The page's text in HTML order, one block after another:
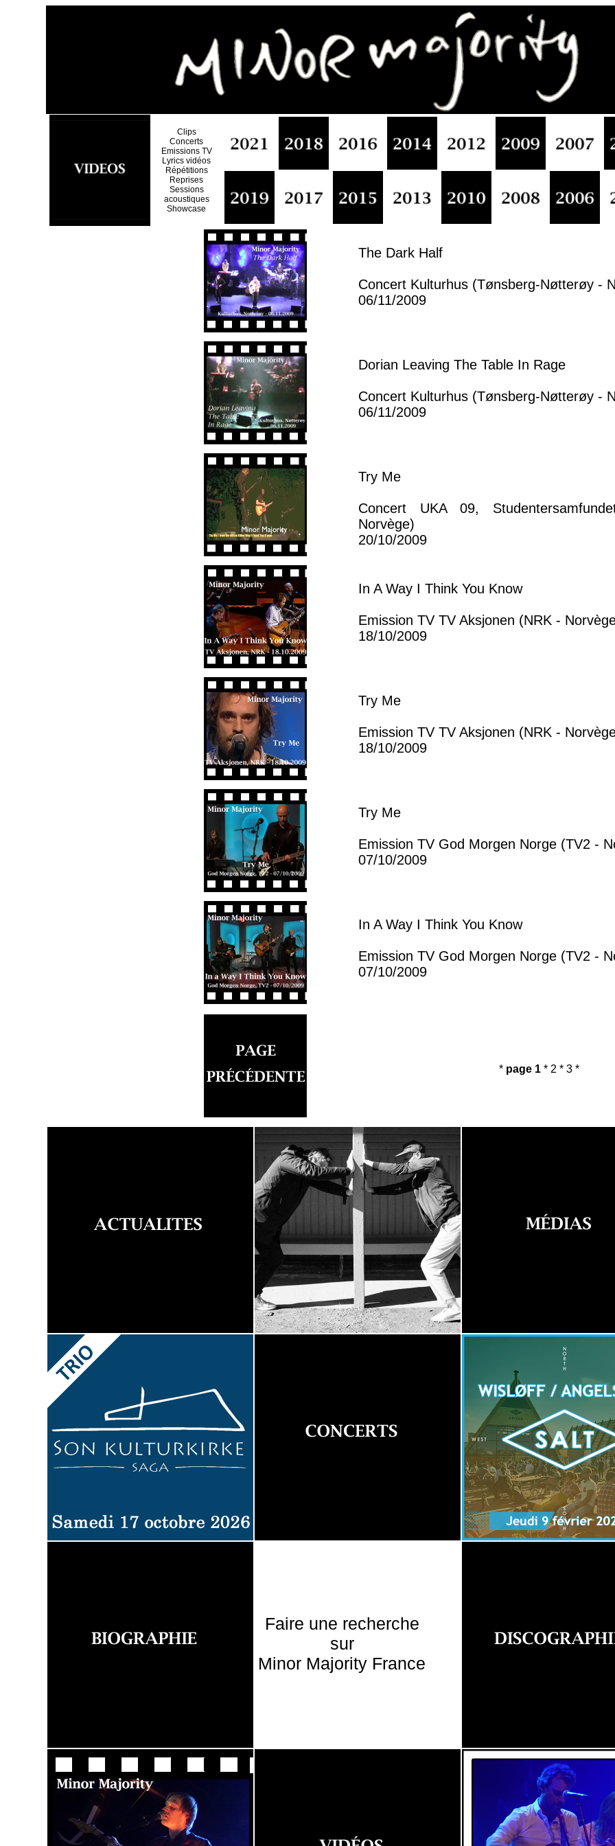
Clips
Concerts
Emissions TV
Lyrics vidéos
Répétitions
Reprises
Sessions
acoustiques
Showcase
The Dark Half
Concert Kulturhus (Tønsberg-Nøtterøy -
06/11/2009
Dorian Leaving The Table In Rage
Concert Kulturhus (Tønsberg-Nøtterøy -
06/11/2009
Try Me
Concert UKA 09,
Norvège)
20/10/2009
In A Way I Think You Know
Emission TV TV Aksjonen (NRK -
18/10/2009
Try Me
Emission TV TV Aksjonen (NRK -
18/10/2009
Try Me
Emission TV God Morgen Norge (TV2 -
07/10/2009
In A Way I Think You Know
Emission TV God Morgen Norge (TV2 -
07/10/2009
* page 1 * 2 * 3 *
Faire une recherche
sur
Minor Majority France